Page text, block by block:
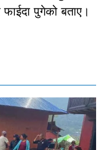
पुगेको बताए।